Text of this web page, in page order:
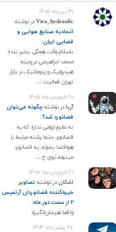
۳۱ تیر ماه ۱۴۰۵
Vira_hydraulicدر نوشته
اتحادیه صنایع هوایی و
فضایی ایران:
باسلام وقت همگی بخیر بنده
محمد ابراهیمی درزمینه
هیدرولیک و پنوماتیک در بازار
تهران فعالیت ...
۲۰ فروردین ماه ۱۴۰۵
آریادر نوشتهچگونه می‌توان
فضانورد شد؟:
به نظرم لزومی نداره که یه
فضانورد حتما رشته مرتبط با
هوافضا بخونه. یه فضانورد
میتونه توی ح ...
۲۰ فروردین ماه ۱۴۰۵
اشکاندر نوشته تصاویر
خیره‌کننده فضانوردان آرتمیس
۲ از سمت دور ماه
:
واقعا هیجان‌انگیزه
۲۷ بهمن ماه ۱۴۰۴